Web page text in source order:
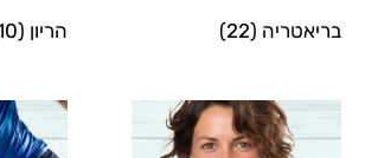
בריאטריה הריון